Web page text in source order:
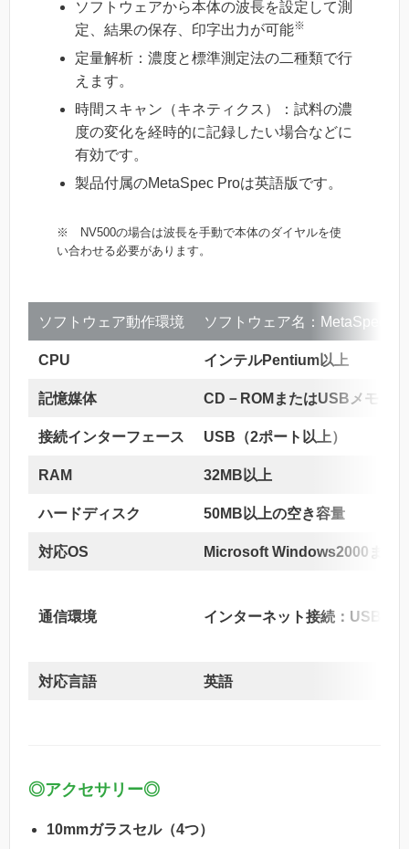
ソフトウェアから本体の波長を設定して測
定、結果の保存、印字出力が可能※
定量解析：濃度と標準測定法の二種類で行
えます。
時間スキャン（キネティクス）：試料の濃
度の変化を経時的に記録したい場合などに
有効です。
製品付属のMetaSpec Proは英語版です。
※ NV500の場合は波長を手動で本体のダイヤルを使
い合わせる必要があります。
ソフトウェア動作環境 ソフトウェア名：MetaSpec
CPU インテルPentium以上
記憶媒体 CD－ROMまたはUSBメモリ
接続インターフェース USB（2ポート以上）
RAM 32MB以上
ハードディスク 50MB以上の空き容量
対応OS Microsoft Windows2000ま
通信環境 インターネット接続：USBを
対応言語 英語
◎アクセサリー◎
10mmガラスセル（4つ）